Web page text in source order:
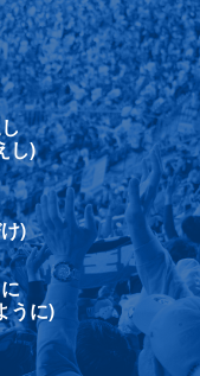
し)
)
うに)